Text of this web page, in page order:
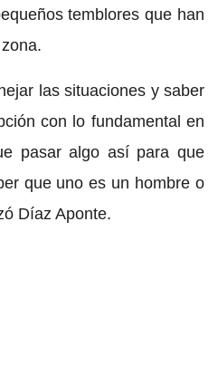
temblores que han
las situaciones y saber
con lo fundamental en
pasar algo así para que
que uno es un hombre o
Díaz Aponte.